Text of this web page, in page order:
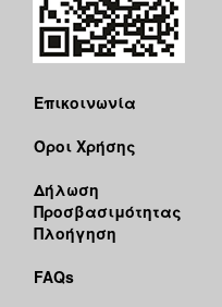
Επικοινωνία
Όροι Χρήσης
Δήλωση
Προσβασιμότητας
Πλοήγηση
FAQs